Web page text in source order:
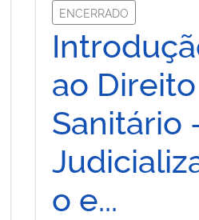
ENCERRADO
ao Direito
Sanitário
o e...